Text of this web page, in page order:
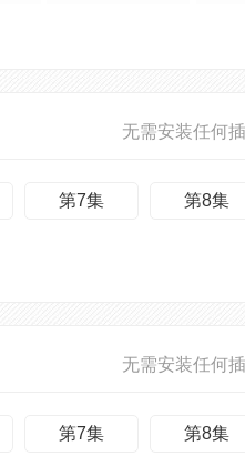
无需安装任何
第7集 第8集
无需安装任何
第7集 第8集